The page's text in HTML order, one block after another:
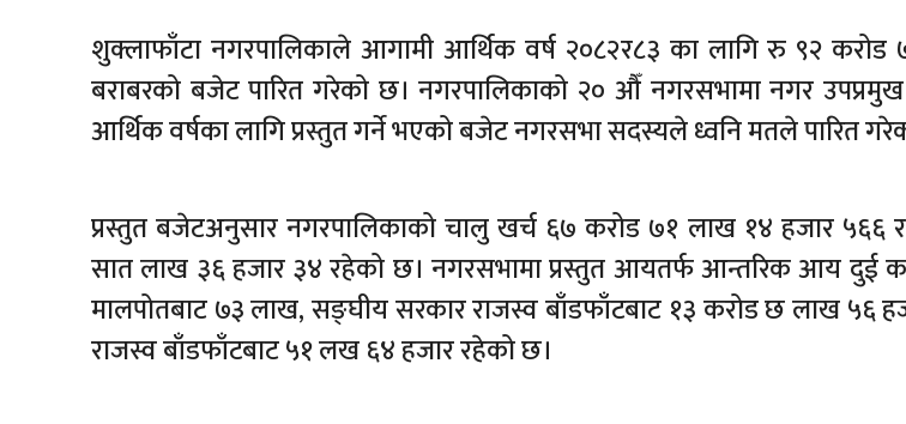
शुक्लाफाँटा नगरपालिकाले आगामी आर्थिक वर्ष २०८२र८३ का लागि रु ९२
बराबरको बजेट पारित गरेको छ। नगरपालिकाको २० औँ नगरसभामा नगर
आर्थिक वर्षका लागि प्रस्तुत गर्ने भएको बजेट नगरसभा सदस्यले ध्वनि मतले पारित
प्रस्तुत बजेटअनुसार नगरपालिकाको चालु खर्च ६७ करोड ७१ लाख १४ हजार ५६६
सात लाख ३६ हजार ३४ रहेको छ। नगरसभामा प्रस्तुत आयतर्फ आन्तरिक आय दुई
मालपोतबाट ७३ लाख, सङ्घीय सरकार राजस्व बाँडफाँटबाट १३ करोड छ लाख ५६
राजस्व बाँडफाँटबाट ५१ लख ६४ हजार रहेको छ।